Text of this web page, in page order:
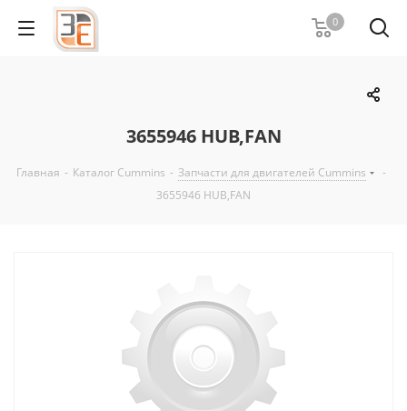
0
3655946 HUB,FAN
Главная - Каталог Cummins - Запчасти для двигателей Cummins
-
3655946 HUB,FAN